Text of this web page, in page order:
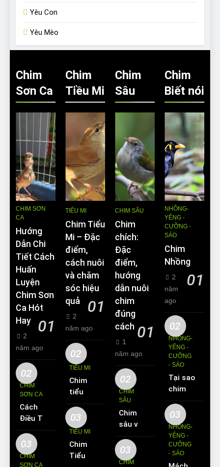
Yêu Con
Yêu Mèo
Chim
Sơn Ca
CHIM SƠN
CA
Hướng
Dẫn Chi
Tiết Cách
Huấn
Luyện
Chim Sơn
Ca Hót
Hay
01
2
năm ago
02
CHIM
SƠN CA
Cách
Điều Trị
Hiệu
Quả
Các
Bệnh
03
CHIM
SƠN CA
Chim
Tiều Mi
TIỂU MI
Chim Tiểu
Mi – Đặc
điểm,
cách nuôi
và chăm
sóc hiệu
quả
01
2
năm ago
02
TIỂU MI
Chim
tiểu mi
ăn gì?
Kinh
nghiệm
chim
tiểu mi
03
TIỂU MI
Chim
Tiểu Mi
Chim
Sâu
CHIM SÂU
Chim
chích:
Đặc
điểm,
hướng
dẫn nuôi
chim
đúng
cách 01
1
năm ago
02
CHIM
SÂU
Chim
sâu và
những
thông
tin cơ
03
CHIM
Chim
Biết nói
NHỒNG-
YỂNG -
CƯỠNG -
SÁO
Chim
Nhồng
01
2
năm
ago
02
NHỒNG-
YỂNG -
CƯỠNG
- SÁO
Tại sao
chim
Sáo lại
được
yêu
thích
nuôi
làm thú
03
NHỒNG-
YỂNG -
CƯỠNG
- SÁO